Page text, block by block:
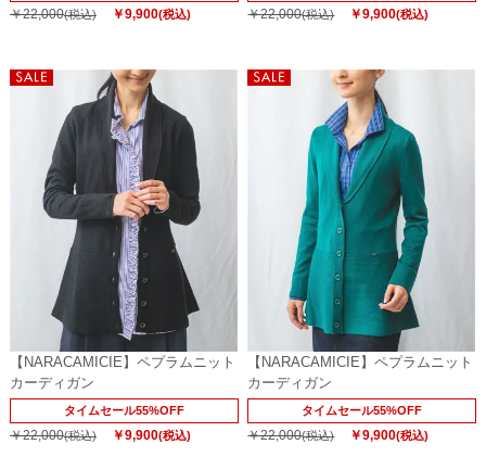
￥22,000(税込) ￥9,900(税込) ￥22,000(税込) ￥9,900(税込)
【NARACAMICIE】ペプラムニット
カーディガン
タイムセール55%OFF
￥22,000(税込) ￥9,900(税込)
【NARACAMICIE】ペプラムニット
カーディガン
タイムセール55%OFF
￥22,000(税込) ￥9,900(税込)